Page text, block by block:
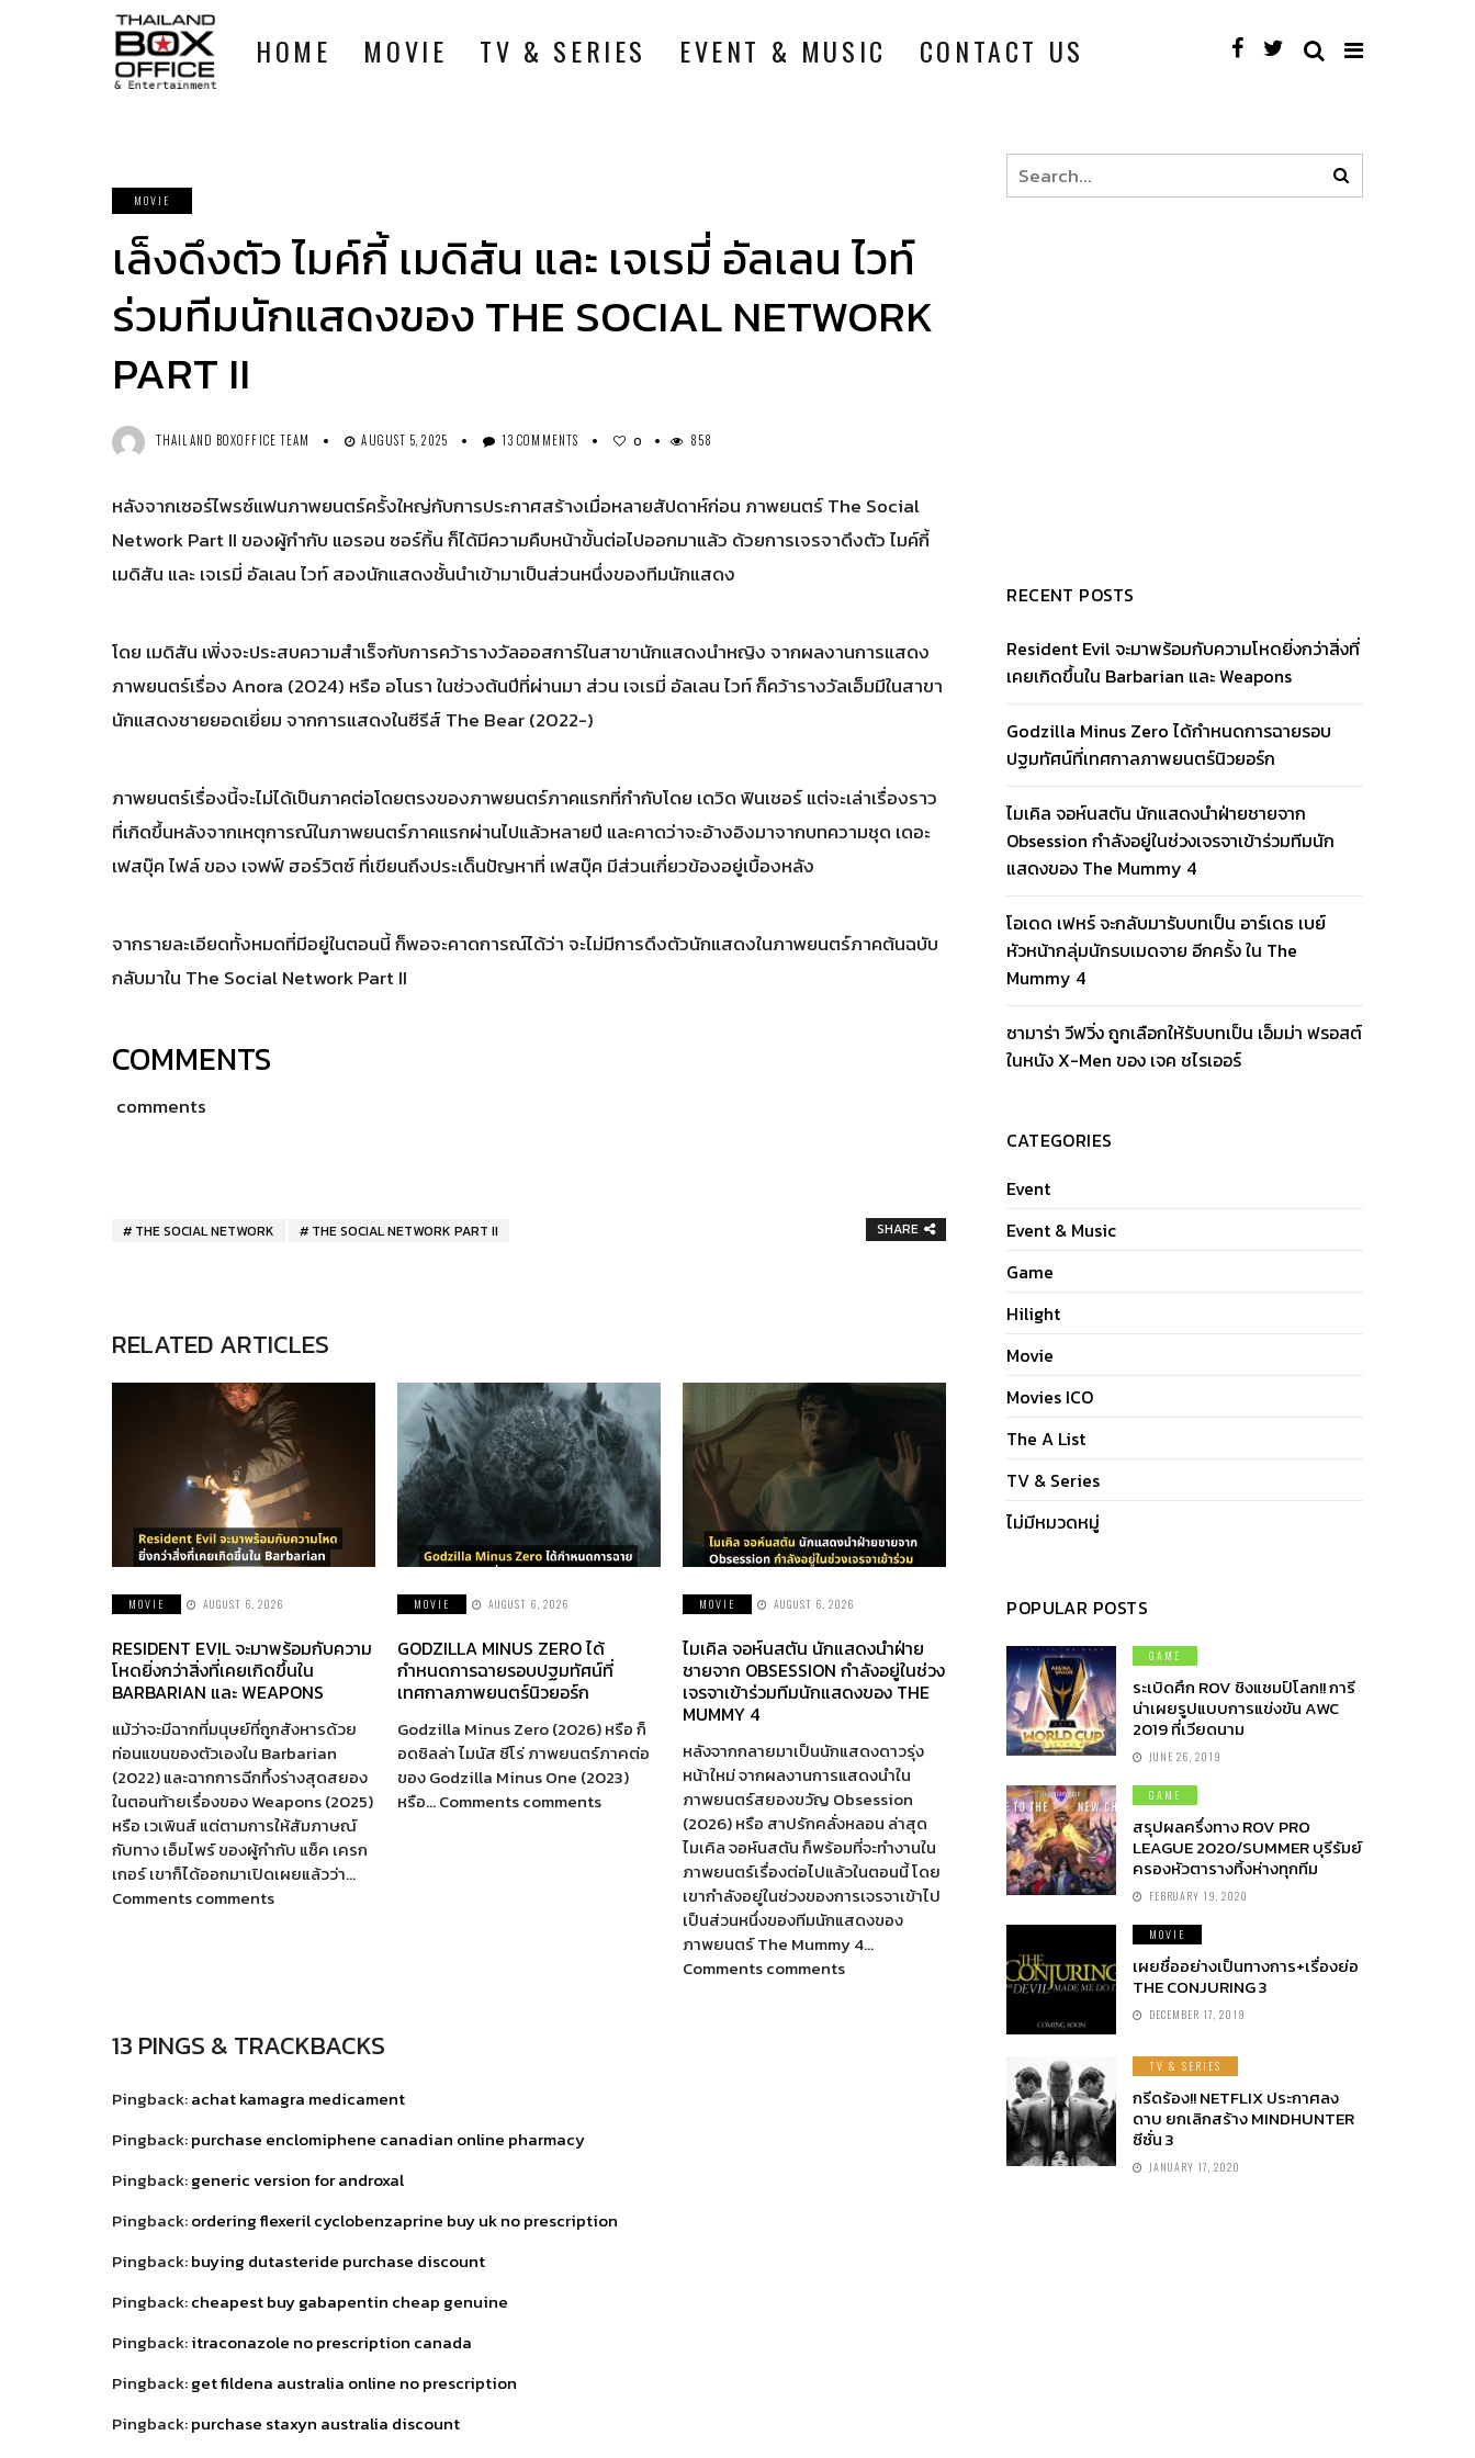
HOME MOVIE TV & SERIES EVENT & MUSIC CONTACT US
MOVIE
เล็งดึงตัว ไมค์กี้ เมดิสัน และ เจเรมี่ อัลเลน ไวท์
ร่วมทีมนักแสดงของ THE SOCIAL NETWORK
PART II
THAILAND BOXOFFICE TEAM AUGUST 5, 2025 13 COMMENTS 0 858
หลังจากเซอร์ไพรซ์แฟนภาพยนตร์ครั้งใหญ่กับการประกาศสร้างเมื่อหลายสัปดาห์ก่อน ภาพยนตร์ The Social
Network Part II ของผู้กำกับ แอรอน ซอร์กิ้น ก็ได้มีความคืบหน้าขั้นต่อไปออกมาแล้ว ด้วยการเจรจาดึงตัว ไมค์กี้
เมดิสัน และ เจเรมี่ อัลเลน ไวท์ สองนักแสดงชั้นนำเข้ามาเป็นส่วนหนึ่งของทีมนักแสดง
โดย เมดิสัน เพิ่งจะประสบความสำเร็จกับการคว้ารางวัลออสการ์ในสาขานักแสดงนำหญิง จากผลงานการแสดง
ภาพยนตร์เรื่อง Anora (2024) หรือ อโนรา ในช่วงต้นปีที่ผ่านมา ส่วน เจเรมี่ อัลเลน ไวท์ ก็คว้ารางวัลเอ็มมีในสาขา
นักแสดงชายยอดเยี่ยม จากการแสดงในซีรีส์ The Bear (2022-)
ภาพยนตร์เรื่องนี้จะไม่ได้เป็นภาคต่อโดยตรงของภาพยนตร์ภาคแรกที่กำกับโดย เดวิด ฟินเชอร์ แต่จะเล่าเรื่องราว
ที่เกิดขึ้นหลังจากเหตุการณ์ในภาพยนตร์ภาคแรกผ่านไปแล้วหลายปี และคาดว่าจะอ้างอิงมาจากบทความชุด เดอะ
เฟสบุ๊ค ไฟล์ ของ เจฟฟ์ ฮอร์วิตซ์ ที่เขียนถึงประเด็นปัญหาที่ เฟสบุ๊ค มีส่วนเกี่ยวข้องอยู่เบื้องหลัง
จากรายละเอียดทั้งหมดที่มีอยู่ในตอนนี้ ก็พอจะคาดการณ์ได้ว่า จะไม่มีการดึงตัวนักแสดงในภาพยนตร์ภาคต้นฉบับ
กลับมาใน The Social Network Part II
COMMENTS
comments
THE SOCIAL NETWORK THE SOCIAL NETWORK PART II SHARE
RELATED ARTICLES
MOVIE AUGUST 6, 2026
RESIDENT EVIL จะมาพร้อมกับความ
โหดยิ่งกว่าสิ่งที่เคยเกิดขึ้นใน
BARBARIAN และ WEAPONS
แม้ว่าจะมีฉากที่มนุษย์ที่ถูกสังหารด้วย
ท่อนแขนของตัวเองใน Barbarian
(2022) และฉากการฉีกทึ้งร่างสุดสยอง
ในตอนท้ายเรื่องของ Weapons (2025)
หรือ เวเพินส์ แต่ตามการให้สัมภาษณ์
กับทาง เอ็มไพร์ ของผู้กำกับ แซ็ค เครก
เกอร์ เขาก็ได้ออกมาเปิดเผยแล้วว่า…
Comments comments
MOVIE AUGUST 6, 2026
GODZILLA MINUS ZERO ได้
กำหนดการฉายรอบปฐมทัศน์ที่
เทศกาลภาพยนตร์นิวยอร์ก
Godzilla Minus Zero (2026) หรือ ก็
อดซิลล่า ไมนัส ซีโร่ ภาพยนตร์ภาคต่อ
ของ Godzilla Minus One (2023)
หรือ… Comments comments
MOVIE AUGUST 6, 2026
ไมเคิล จอห์นสตัน นักแสดงนำฝ่าย
ชายจาก OBSESSION กำลังอยู่ในช่วง
เจรจาเข้าร่วมทีมนักแสดงของ THE
MUMMY 4
หลังจากกลายมาเป็นนักแสดงดาวรุ่ง
หน้าใหม่ จากผลงานการแสดงนำใน
ภาพยนตร์สยองขวัญ Obsession
(2026) หรือ สาปรักคลั่งหลอน ล่าสุด
ไมเคิล จอห์นสตัน ก็พร้อมที่จะทำงานใน
ภาพยนตร์เรื่องต่อไปแล้วในตอนนี้ โดย
เขากำลังอยู่ในช่วงของการเจรจาเข้าไป
เป็นส่วนหนึ่งของทีมนักแสดงของ
ภาพยนตร์ The Mummy 4…
Comments comments
13 PINGS & TRACKBACKS
Pingback:achat kamagra medicament
Pingback:purchase enclomiphene canadian online pharmacy
Pingback:generic version for androxal
Pingback:ordering flexeril cyclobenzaprine buy uk no prescription
Pingback:buying dutasteride purchase discount
Pingback:cheapest buy gabapentin cheap genuine
Pingback:itraconazole no prescription canada
Pingback:get fildena australia online no prescription
Pingback:purchase staxyn australia discount
RECENT POSTS
Resident Evil จะมาพร้อมกับความโหดยิ่งกว่าสิ่งที่
เคยเกิดขึ้นใน Barbarian และ Weapons
Godzilla Minus Zero ได้กำหนดการฉายรอบ
ปฐมทัศน์ที่เทศกาลภาพยนตร์นิวยอร์ก
ไมเคิล จอห์นสตัน นักแสดงนำฝ่ายชายจาก
Obsession กำลังอยู่ในช่วงเจรจาเข้าร่วมทีมนัก
แสดงของ The Mummy 4
โอเดด เฟหร์ จะกลับมารับบทเป็น อาร์เดธ เบย์
หัวหน้ากลุ่มนักรบเมดจาย อีกครั้ง ใน The
Mummy 4
ซามาร่า วีฟวิ่ง ถูกเลือกให้รับบทเป็น เอ็มม่า ฟรอสต์
ในหนัง X-Men ของ เจค ชไรเออร์
CATEGORIES
Event
Event & Music
Game
Hilight
Movie
Movies ICO
The A List
TV & Series
ไม่มีหมวดหมู่
POPULAR POSTS
GAME
ระเบิดศึก ROV ชิงแชมป์โลก!! การี
น่าเผยรูปแบบการแข่งขัน AWC
2019 ที่เวียดนาม
JUNE 26, 2019
GAME
สรุปผลครึ่งทาง ROV PRO
LEAGUE 2020/SUMMER บุรีรัมย์
ครองหัวตารางทิ้งห่างทุกทีม
FEBRUARY 19, 2020
MOVIE
เผยชื่ออย่างเป็นทางการ+เรื่องย่อ
THE CONJURING 3
DECEMBER 17, 2019
TV & SERIES
กรีดร้อง!! NETFLIX ประกาศลง
ดาบ ยกเลิกสร้าง MINDHUNTER
ซีซั่น 3
JANUARY 17, 2020